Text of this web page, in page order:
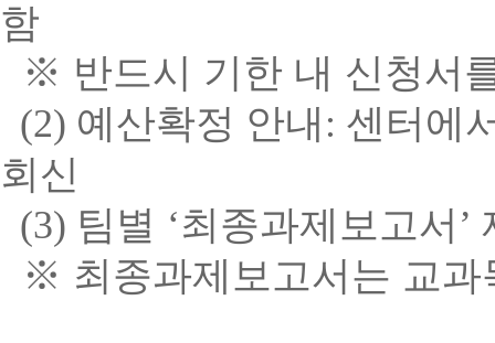
함
※ 반드시 기한 내 신청서
(2) 예산확정 안내 : 센터에
회신
(3) 팀별 ‘최종과제보고서 ’
※ 최종과제보고서는 교